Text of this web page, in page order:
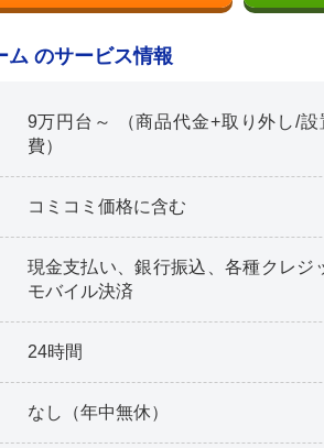
ム のサービス情報
9万円台～ （商品代金+取り外し/
費）
コミコミ価格に含む
現金支払い、銀行振込、各種クレジ
モバイル決済
24時間
なし（年中無休）